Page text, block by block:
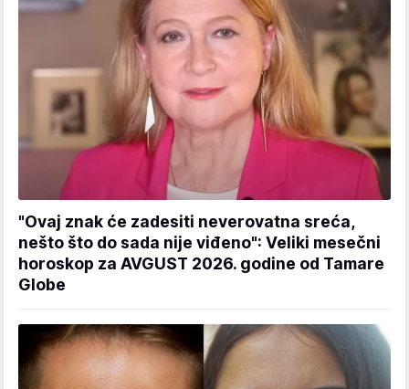
"Ovaj znak će zadesiti neverovatna sreća,
nešto što do sada nije viđeno": Veliki mesečni
horoskop za AVGUST 2026. godine od Tamare
Globe